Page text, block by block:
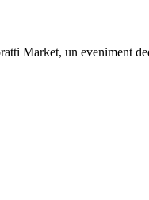
Market, un eveniment